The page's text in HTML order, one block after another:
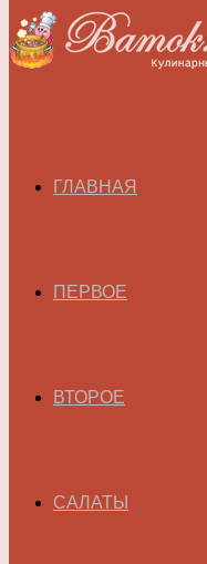
ГЛАВНАЯ
ПЕРВОЕ
ВТОРОЕ
САЛАТЫ